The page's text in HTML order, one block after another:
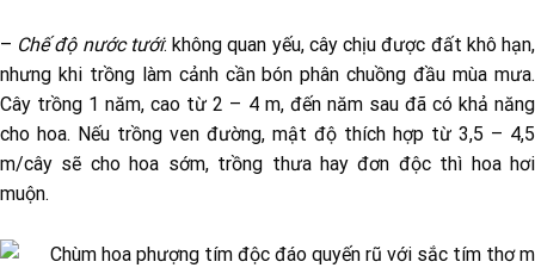
– Chế độ nước tưới: không quan yếu, cây chịu được đất khô hạn,
nhưng khi trồng làm cảnh cần bón phân chuồng đầu mùa mưa.
Cây trồng 1 năm, cao từ 2 – 4 m, đến năm sau đã có khả năng
cho hoa. Nếu trồng ven đường, mật độ thích hợp từ 3,5 – 4,5
m/cây sẽ cho hoa sớm, trồng thưa hay đơn độc thì hoa hơi
muộn.